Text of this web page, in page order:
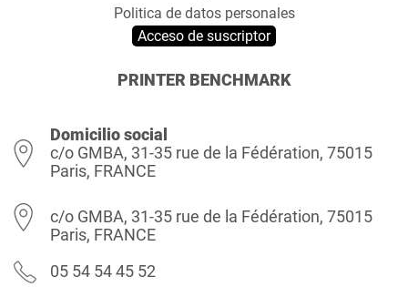
Politica de datos personales
Acceso de suscriptor
PRINTER BENCHMARK
Domicilio social
c/o GMBA, 31-35 rue de la Fédération, 75015
Paris, FRANCE
c/o GMBA, 31-35 rue de la Fédération, 75015
Paris, FRANCE
05 54 54 45 52